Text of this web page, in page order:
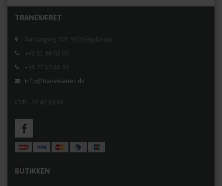
TRANEKÆRET
Aalborgvej 707, 9320 Hjallerup
+45 51 88 02 02
+45 22 13 65 90
info@tranekaeret.dk
CVR.: 39 42 24 09
BUTIKKEN